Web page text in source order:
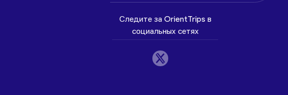
Следите за OrientTrips в
социальных сетях